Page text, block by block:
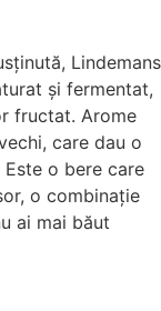
Lindemans
și fermentat,
fructat. Arome
care dau o
o bere care
o combinație
ai mai băut